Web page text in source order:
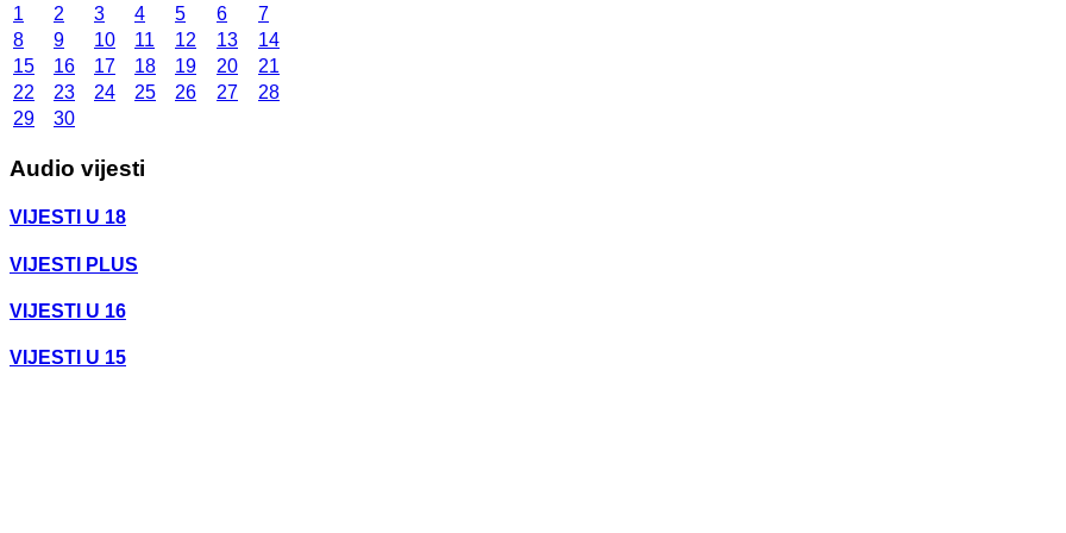
1
2 3 4 5 6
7
8
9 10 11 12 13
14
15
16 17 18 19 20
21
22
23 24 25 26 27
28
29
30
Audio vijesti
VIJESTI U 18
VIJESTI PLUS
VIJESTI U 16
VIJESTI U 15